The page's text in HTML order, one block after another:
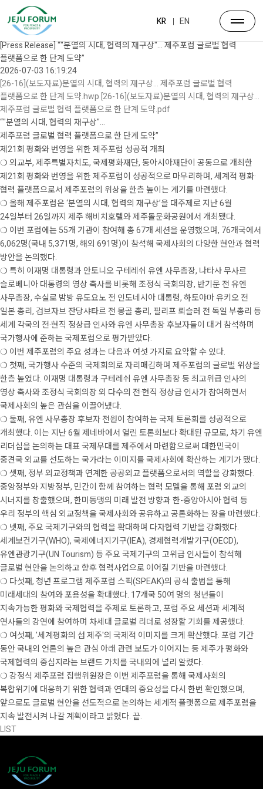
KR EN
뉴스·공지
포럼소식
공지사항
[Press Release] “"분열의 시대, 협력의 재구상"… 제주포럼 글로벌 협력
플랫폼으로 한 단계 도약”
2026-07-03 16:19:24
[26-16](보도자료)분열의 시대, 협력의 재구상… 제주포럼 글로벌 협력
플랫폼으로 한 단계 도약.hwp [26-16](보도자료)분열의 시대, 협력의 재구상…
제주포럼 글로벌 협력 플랫폼으로 한 단계 도약.pdf
“"분열의 시대, 협력의 재구상"…
제주포럼 글로벌 협력 플랫폼으로 한 단계 도약”
제21회 평화와 번영을 위한 제주포럼 성공적 개최
❍ 외교부, 제주특별자치도, 국제평화재단, 동아시아재단이 공동으로 개최한
제21회 평화와 번영을 위한 제주포럼이 성공적으로 마무리하며, 세계적 평화·
협력 플랫폼으로서 제주포럼의 위상을 한층 높이는 계기를 마련했다.
❍ 올해 제주포럼은 ‘분열의 시대, 협력의 재구상’을 대주제로 지난 6월
24일부터 26일까지 제주 해비치호텔와 제주돌문화공원에서 개최됐다.
❍ 이번 포럼에는 55개 기관이 참여해 총 67개 세션을 운영했으며, 76개국에서
6,062명(국내 5,371명, 해외 691명)이 참석해 국제사회의 다양한 현안과 협력
방안을 논의했다.
❍ 특히 이재명 대통령과 안토니오 구테레쉬 유엔 사무총장, 나타샤 무사르
슬로베니아 대통령의 영상 축사를 비롯해 조정식 국회의장, 반기문 전 유엔
사무총장, 수실로 밤방 유도요노 전 인도네시아 대통령, 하토야마 유키오 전
일본 총리, 검브자브 잔당샤타르 전 몽골 총리, 필리프 뢰슬러 전 독일 부총리 등
세계 각국의 전·현직 정상급 인사와 유엔 사무총장 후보자들이 대거 참석하며
국가행사에 준하는 국제포럼으로 평가받았다.
❍ 이번 제주포럼의 주요 성과는 다음과 여섯 가지로 요약할 수 있다.
❍ 첫째, 국가행사 수준의 국제회의로 자리매김하며 제주포럼의 글로벌 위상을
한층 높였다. 이재명 대통령과 구테레쉬 유엔 사무총장 등 최고위급 인사의
영상 축사와 조정식 국회의장 외 다수의 전·현직 정상급 인사가 참여하면서
국제사회의 높은 관심을 이끌어냈다.
❍ 둘째, 유엔 사무총장 후보자 전원이 참여하는 국제 토론회를 성공적으로
개최했다. 이는 지난 6월 제네바에서 열린 토론회보다 확대된 규모로, 차기 유엔
리더십을 논의하는 대표 국제무대를 제주에서 마련함으로써 대한민국이
중견국 외교를 선도하는 국가라는 이미지를 국제사회에 확산하는 계기가 됐다.
❍ 셋째, 정부 외교정책과 연계한 공공외교 플랫폼으로서의 역할을 강화했다.
중앙정부와 지방정부, 민간이 함께 참여하는 협력 모델을 통해 포럼 외교의
시너지를 창출했으며, 한미동맹의 미래 발전 방향과 한-중앙아시아 협력 등
우리 정부의 핵심 외교정책을 국제사회와 공유하고 공론화하는 장을 마련했다.
❍ 넷째, 주요 국제기구와의 협력을 확대하며 다자협력 기반을 강화했다.
세계보건기구(WHO), 국제에너지기구(IEA), 경제협력개발기구(OECD),
유엔관광기구(UN Tourism) 등 주요 국제기구의 고위급 인사들이 참석해
글로벌 현안을 논의하고 향후 협력사업으로 이어질 기반을 마련했다.
❍ 다섯째, 청년 프로그램 제주포럼 스픽(SPEAK)의 공식 출범을 통해
미래세대의 참여와 포용성을 확대했다. 17개국 50여 명의 청년들이
지속가능한 평화와 국제협력을 주제로 토론하고, 포럼 주요 세션과 세계적
연사들의 강연에 참여하며 차세대 글로벌 리더로 성장할 기회를 제공했다.
❍ 여섯째, '세계평화의 섬 제주'의 국제적 이미지를 크게 확산했다. 포럼 기간
동안 국내외 언론의 높은 관심 아래 관련 보도가 이어지는 등 제주가 평화와
국제협력의 중심지라는 브랜드 가치를 국내외에 널리 알렸다.
❍ 강정식 제주포럼 집행위원장은 이번 제주포럼을 통해 국제사회의
복합위기에 대응하기 위한 협력과 연대의 중요성을 다시 한번 확인했으며,
앞으로도 글로벌 현안을 선도적으로 논의하는 세계적 플랫폼으로 제주포럼을
지속 발전시켜 나갈 계획이라고 밝혔다. 끝.
LIST